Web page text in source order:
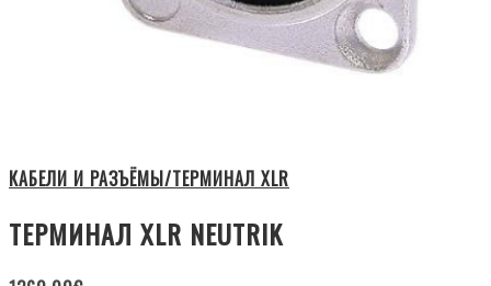
КАБЕЛИ И РАЗЪЁМЫ/ТЕРМИНАЛ XLR
ТЕРМИНАЛ XLR NEUTRIK